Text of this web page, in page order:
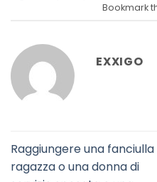
Bookmark
EXXIGO
Raggiungere una fanciulla
ragazza o una donna di